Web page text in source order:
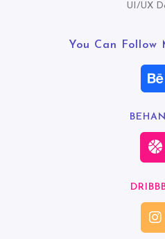
UI/UX
You Can Follow